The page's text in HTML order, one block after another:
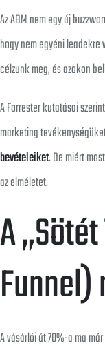
Az ABM nem egy új
hogy nem egyéni
célzunk meg, és azokon
A Forrester kutatásai
marketing
bevételeiket. De miért
az elméletet.
A
A vásárlói út 70%-a ma